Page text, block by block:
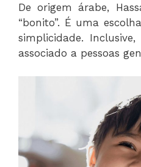
De origem árabe,
“bonito”. É uma
simplicidade.
associado a pessoas